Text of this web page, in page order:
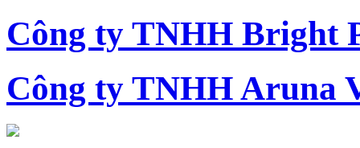
Công ty TNHH Bright
Công ty TNHH Aruna